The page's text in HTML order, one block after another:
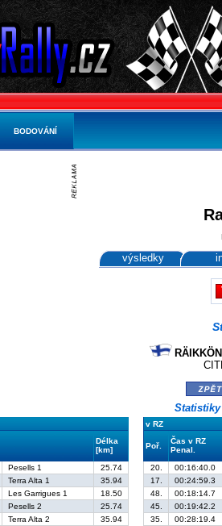
výsledky
v RZ
Délka
[km]
Poř.
Čas v RZ
Penal.
Pesells 1 25.74 20.
00:16:40.0
Terra Alta 1 35.94 17.
00:24:59.3
Les Garrigues 1 18.50 48.
00:18:14.7
Pesells 2 25.74 45.
00:19:42.2
Terra Alta 2 35.94 35.
00:28:19.4
BODOVÁNÍ